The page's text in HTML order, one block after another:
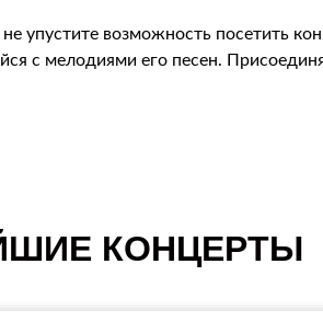
упустите возможность посетить
с мелодиями его песен.
КОНЦЕРТЫ